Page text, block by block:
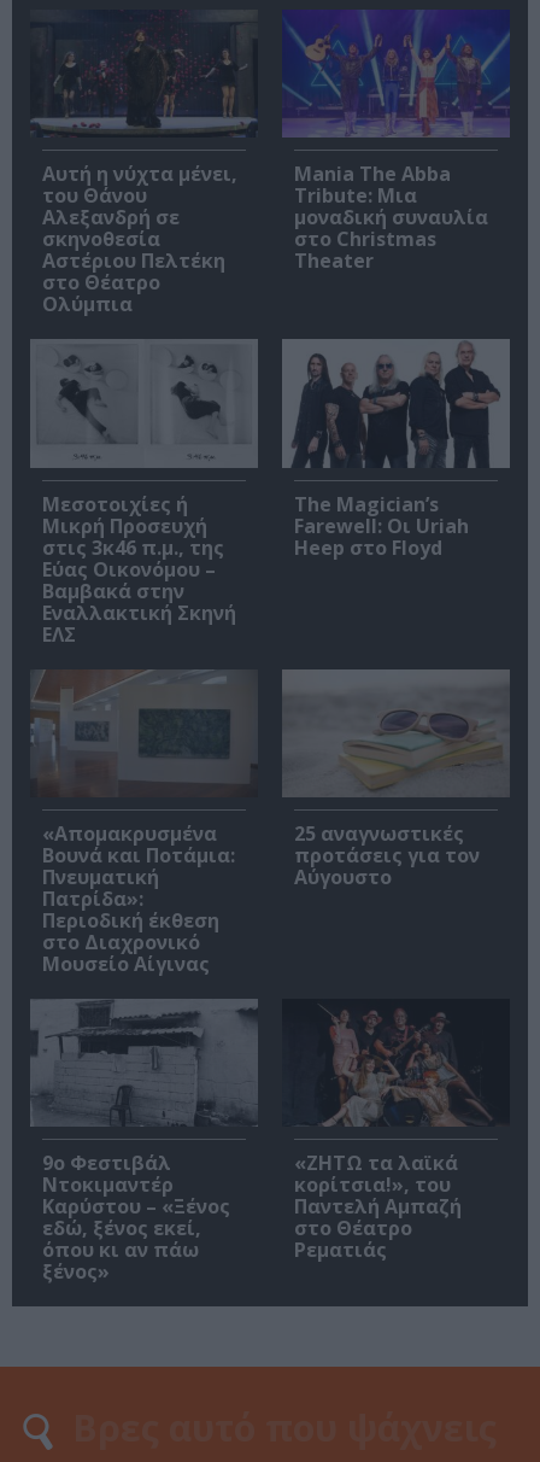
Αυτή η νύχτα μένει,
του Θάνου
Αλεξανδρή σε
σκηνοθεσία
Αστέριου Πελτέκη
στο Θέατρο
Ολύμπια
Mania The Abba
Tribute: Μια
μοναδική συναυλία
στο Christmas
Theater
Μεσοτοιχίες ή
Μικρή Προσευχή
στις 3κ46 π.μ., της
Εύας Οικονόμου –
Βαμβακά στην
Εναλλακτική Σκηνή
ΕΛΣ
The Magician’s
Farewell: Οι Uriah
Heep στο Floyd
«Απομακρυσμένα
Βουνά και Ποτάμια:
Πνευματική
Πατρίδα»:
Περιοδική έκθεση
στο Διαχρονικό
Μουσείο Αίγινας
25 αναγνωστικές
προτάσεις για τον
Αύγουστο
9ο Φεστιβάλ
Ντοκιμαντέρ
Καρύστου – «Ξένος
εδώ, ξένος εκεί,
όπου κι αν πάω
ξένος»
«ΖΗΤΩ τα λαϊκά
κορίτσια!», του
Παντελή Αμπαζή
στο Θέατρο
Ρεματιάς